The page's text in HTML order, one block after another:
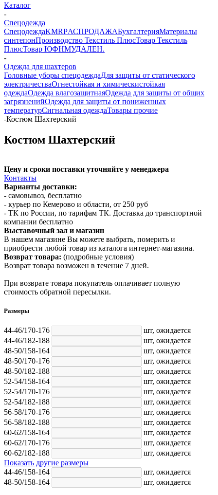
Каталог
-
Спецодежда
СпецодеждаKMRPАСПРОДАЖАБухгалтерияМатериалы
синтепонПроизводство Текстиль ПлюсТовар Текстиль
ПлюсТовар ЮФНМУДАЛЕН.
-
Одежда для шахтеров
Головные уборы спецодеждаДля защиты от статического
электричестваОгнестойкая и химическистойкая
одеждаОдежда влагозащитнаяОдежда для защиты от общих
загрязненийОдежда для защиты от пониженных
температурСигнальная одеждаТовары прочие
-Костюм Шахтерский
Костюм Шахтерский
Цену и сроки поставки уточняйте у менеджера
Контакты
Варианты доставки:
- самовывоз, бесплатно
- курьер по Кемерово и области, от 250 руб
- ТК по России, по тарифам ТК. Доставка до транспортной
компании бесплатно
Выставочный зал и магазин
В нашем магазине Вы можете выбрать, померить и
приобрести любой товар из каталога интернет-магазина.
Возврат товара: (подробные условия)
Возврат товара возможен в течение 7 дней.
При возврате товара покупатель оплачивает полную
стоимость обратной пересылки.
Размеры
44-46/170-176 шт, ожидается
44-46/182-188
шт, ожидается
48-50/158-164
шт, ожидается
48-50/170-176
шт, ожидается
48-50/182-188
шт, ожидается
52-54/158-164
шт, ожидается
52-54/170-176
шт, ожидается
52-54/182-188
шт, ожидается
56-58/170-176
шт, ожидается
56-58/182-188
шт, ожидается
60-62/158-164
шт, ожидается
60-62/170-176
шт, ожидается
60-62/182-188
шт, ожидается
Показать другие размеры
44-46/158-164
шт, ожидается
48-50/158-164
шт, ожидается